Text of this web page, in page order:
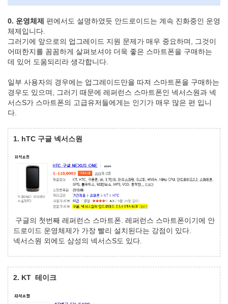
0. 운영체제 편에서도 설명하였듯 안드로이드는 계속 진화중인 운영
체제입니다.
그러기에 앞으로의 업그레이드 지원 문제가 매우 중요하며, 그것이
어떠한지를 꼼꼼하게 살펴보셔야 더욱 좋은 스마트폰을 구매하는
데 있어 도움되리라 생각합니다.
일부 사용자의 경우에는 업그레이드만을 따져 스마트폰을 구매하는
경우도 있으며, 그러기 때문에 레퍼런스 스마트폰인 넥서스원과 넥
서스S가 스마트폰의 고급유저들에게는 인기가 매우 많은 편 입니
다.
1. hTC 구글 넥서스원
구글의 첫번째 레퍼런스 스마트폰. 레퍼런스 스마트폰이기에 안
드로이드 운영체제가 가장 빨리 설치된다는 강점이 있다.
넥서스원 외에도 삼성의 넥서스S도 있다.
2. KT 테이크